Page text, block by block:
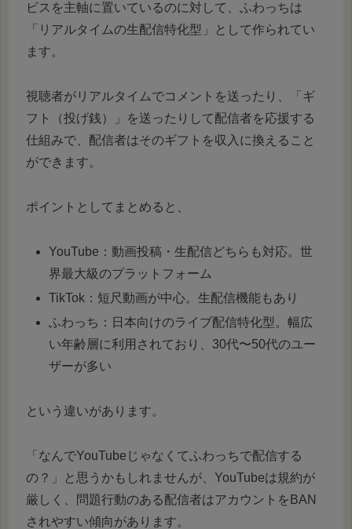
ビスを主軸に置いているのに対して、ふわっちは
「リアルタイムの生配信特化型」として作られてい
ます。
視聴者がリアルタイムでコメントを送ったり、「ギ
フト（投げ銭）」を送ったりして配信者を応援する
仕組みで、配信者はそのギフトを収入に換えること
ができます。
ポイントとしてまとめると、
YouTube：動画投稿・生配信どちらも対応。世
界最大級のプラットフォーム
TikTok：短尺動画が中心。生配信機能もあり
ふわっち：日本向けのライブ配信特化型。幅広
い年齢層に利用されており、30代〜50代のユー
ザーが多い
という違いがあります。
「なんでYouTubeじゃなくてふわっちで配信する
の？」と思うかもしれませんが、YouTubeは規約が
厳しく、問題行動のある配信者はアカウントをBAN
されやすい傾向があります。